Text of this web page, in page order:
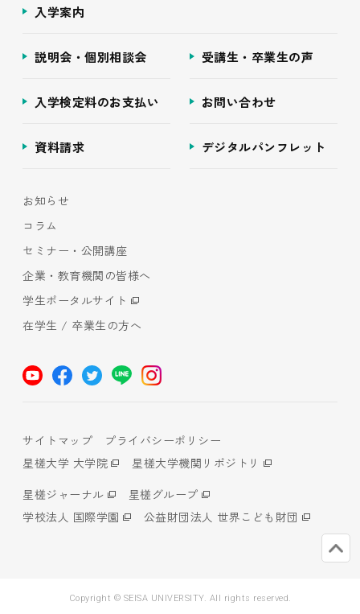
入学案内
説明会・個別相談会 受講生・卒業生の声
入学検定料のお支払い お問い合わせ
資料請求 デジタルパンフレット
お知らせ
コラム
セミナー・公開講座
企業・教育機関の皆様へ
学生ポータルサイト
在学生 / 卒業生の方へ
サイトマップ
プライバシーポリシー
星槎大学 大学院
星槎大学機関リポジトリ
星槎ジャーナル
星槎グループ
学校法人 国際学園
公益財団法人 世界こども財団
Copyright © SEISA UNIVERSITY. All rights reserved.